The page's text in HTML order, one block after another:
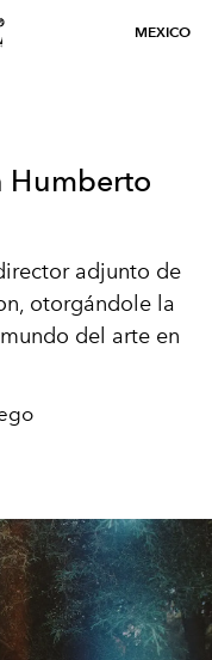
MEXICO
Humberto
adjunto de
otorgándole la
del arte en